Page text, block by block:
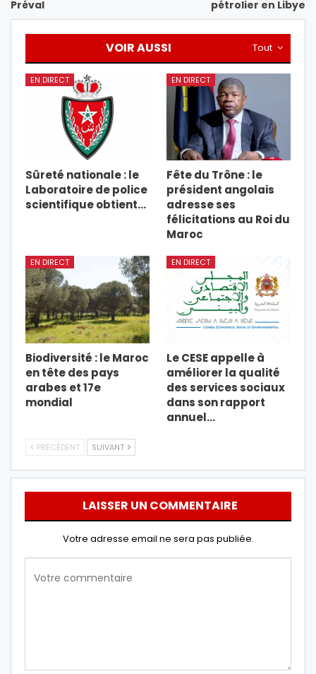
Préval
pétrolier en Libye
Tout
VOIR AUSSI
EN DIRECT
Sûreté nationale : le
Laboratoire de police
scientifique obtient…
EN DIRECT
Fête du Trône : le
président angolais
adresse ses
félicitations au Roi du
Maroc
EN DIRECT
Biodiversité : le Maroc
en tête des pays
arabes et 17e
mondial
EN DIRECT
Le CESE appelle à
améliorer la qualité
des services sociaux
dans son rapport
annuel…
PRÉCÉDENT SUIVANT
LAISSER UN COMMENTAIRE
Votre adresse email ne sera pas publiée.